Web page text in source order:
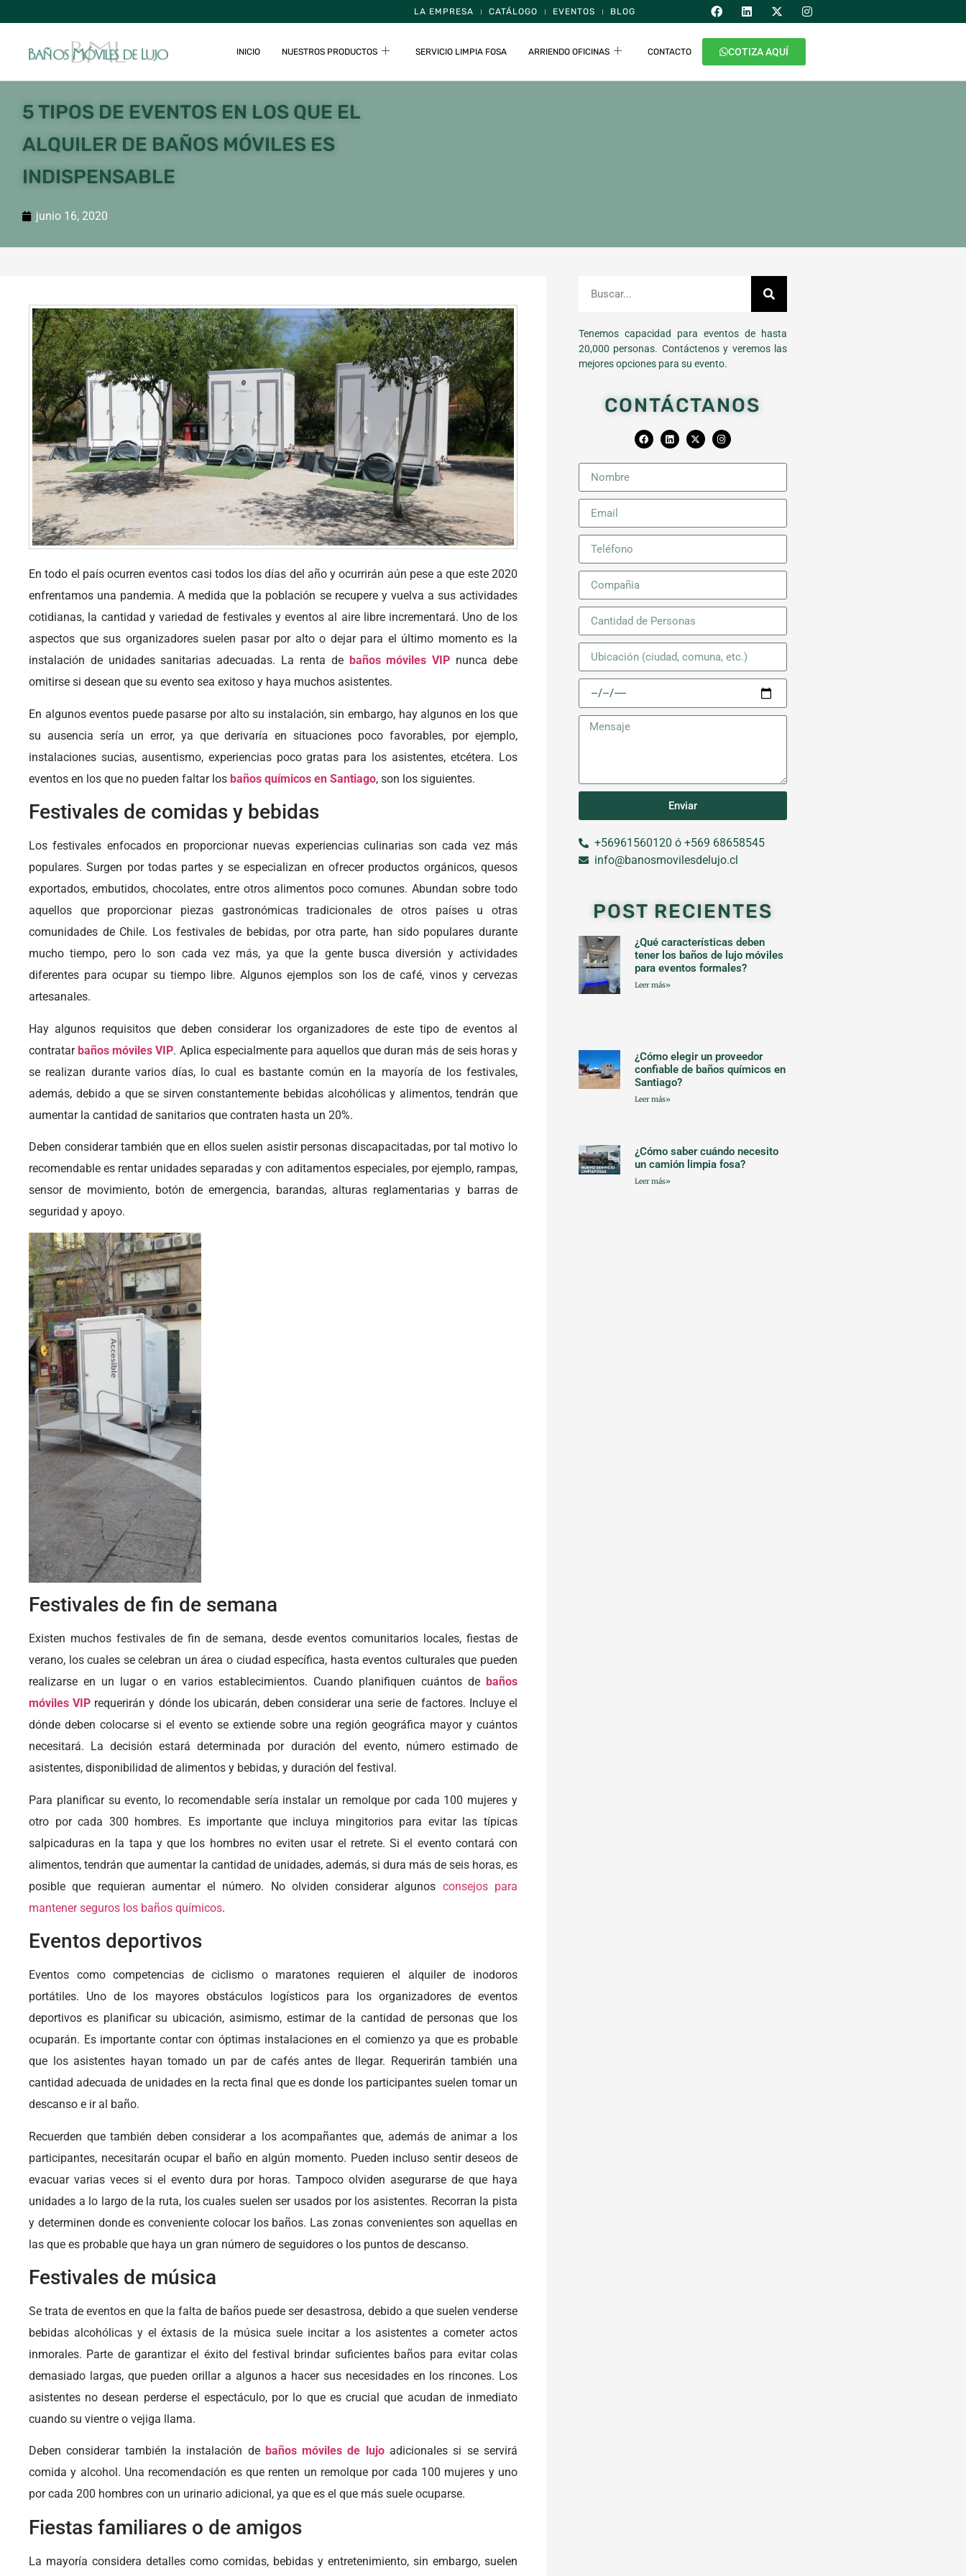
LA EMPRESA CATÁLOGO EVENTOS BLOG
INICIO NUESTROS PRODUCTOS SERVICIO LIMPIA FOSA ARRIENDO OFICINAS CONTACTO COTIZA AQUÍ
5 TIPOS DE EVENTOS EN LOS QUE EL
ALQUILER DE BAÑOS MÓVILES ES
INDISPENSABLE
junio 16, 2020
En todo el país ocurren eventos casi todos los días del año y ocurrirán aún pese a que este 2020
enfrentamos una pandemia. A medida que la población se recupere y vuelva a sus actividades
cotidianas, la cantidad y variedad de festivales y eventos al aire libre incrementará. Uno de los
aspectos que sus organizadores suelen pasar por alto o dejar para el último momento es la
instalación de unidades sanitarias adecuadas. La renta de baños móviles VIP nunca debe
omitirse si desean que su evento sea exitoso y haya muchos asistentes.
En algunos eventos puede pasarse por alto su instalación, sin embargo, hay algunos en los que
su ausencia sería un error, ya que derivaría en situaciones poco favorables, por ejemplo,
instalaciones sucias, ausentismo, experiencias poco gratas para los asistentes, etcétera. Los
eventos en los que no pueden faltar los baños químicos en Santiago, son los siguientes.
Festivales de comidas y bebidas
Los festivales enfocados en proporcionar nuevas experiencias culinarias son cada vez más
populares. Surgen por todas partes y se especializan en ofrecer productos orgánicos, quesos
exportados, embutidos, chocolates, entre otros alimentos poco comunes. Abundan sobre todo
aquellos que proporcionar piezas gastronómicas tradicionales de otros países u otras
comunidades de Chile. Los festivales de bebidas, por otra parte, han sido populares durante
mucho tiempo, pero lo son cada vez más, ya que la gente busca diversión y actividades
diferentes para ocupar su tiempo libre. Algunos ejemplos son los de café, vinos y cervezas
artesanales.
Hay algunos requisitos que deben considerar los organizadores de este tipo de eventos al
contratarbaños móviles VIP. Aplica especialmente para aquellos que duran más de seis horas y
se realizan durante varios días, lo cual es bastante común en la mayoría de los festivales,
además, debido a que se sirven constantemente bebidas alcohólicas y alimentos, tendrán que
aumentar la cantidad de sanitarios que contraten hasta un 20%.
Deben considerar también que en ellos suelen asistir personas discapacitadas, por tal motivo lo
recomendable es rentar unidades separadas y con aditamentos especiales, por ejemplo, rampas,
sensor de movimiento, botón de emergencia, barandas, alturas reglamentarias y barras de
seguridad y apoyo.
Festivales de fin de semana
Existen muchos festivales de fin de semana, desde eventos comunitarios locales, fiestas de
verano, los cuales se celebran un área o ciudad específica, hasta eventos culturales que pueden
realizarse en un lugar o en varios establecimientos. Cuando planifiquen cuántos de baños
móviles VIP requerirán y dónde los ubicarán, deben considerar una serie de factores. Incluye el
dónde deben colocarse si el evento se extiende sobre una región geográfica mayor y cuántos
necesitará. La decisión estará determinada por duración del evento, número estimado de
asistentes, disponibilidad de alimentos y bebidas, y duración del festival.
Para planificar su evento, lo recomendable sería instalar un remolque por cada 100 mujeres y
otro por cada 300 hombres. Es importante que incluya mingitorios para evitar las típicas
salpicaduras en la tapa y que los hombres no eviten usar el retrete. Si el evento contará con
alimentos, tendrán que aumentar la cantidad de unidades, además, si dura más de seis horas, es
posible que requieran aumentar el número. No olviden considerar algunos consejos para
mantener seguros los baños químicos.
Eventos deportivos
Eventos como competencias de ciclismo o maratones requieren el alquiler de inodoros
portátiles. Uno de los mayores obstáculos logísticos para los organizadores de eventos
deportivos es planificar su ubicación, asimismo, estimar de la cantidad de personas que los
ocuparán. Es importante contar con óptimas instalaciones en el comienzo ya que es probable
que los asistentes hayan tomado un par de cafés antes de llegar. Requerirán también una
cantidad adecuada de unidades en la recta final que es donde los participantes suelen tomar un
descanso e ir al baño.
Recuerden que también deben considerar a los acompañantes que, además de animar a los
participantes, necesitarán ocupar el baño en algún momento. Pueden incluso sentir deseos de
evacuar varias veces si el evento dura por horas. Tampoco olviden asegurarse de que haya
unidades a lo largo de la ruta, los cuales suelen ser usados por los asistentes. Recorran la pista
y determinen donde es conveniente colocar los baños. Las zonas convenientes son aquellas en
las que es probable que haya un gran número de seguidores o los puntos de descanso.
Festivales de música
Se trata de eventos en que la falta de baños puede ser desastrosa, debido a que suelen venderse
bebidas alcohólicas y el éxtasis de la música suele incitar a los asistentes a cometer actos
inmorales. Parte de garantizar el éxito del festival brindar suficientes baños para evitar colas
demasiado largas, que pueden orillar a algunos a hacer sus necesidades en los rincones. Los
asistentes no desean perderse el espectáculo, por lo que es crucial que acudan de inmediato
cuando su vientre o vejiga llama.
Deben considerar también la instalación de baños móviles de lujoadicionales si se servirá
comida y alcohol. Una recomendación es que renten un remolque por cada 100 mujeres y uno
por cada 200 hombres con un urinario adicional, ya que es el que más suele ocuparse.
Fiestas familiares o de amigos
La mayoría considera detalles como comidas, bebidas y entretenimiento, sin embargo, suelen
Tenemos capacidad para eventos de hasta
20,000 personas. Contáctenos y veremos las
mejores opciones para su evento.
CONTÁCTANOS
Enviar
+56961560120 ó +569 68658545
info@banosmovilesdelujo.cl
POST RECIENTES
¿Qué características deben
tener los baños de lujo móviles
para eventos formales?
Leer más»
¿Cómo elegir un proveedor
confiable de baños químicos en
Santiago?
Leer más»
¿Cómo saber cuándo necesito
un camión limpia fosa?
Leer más»